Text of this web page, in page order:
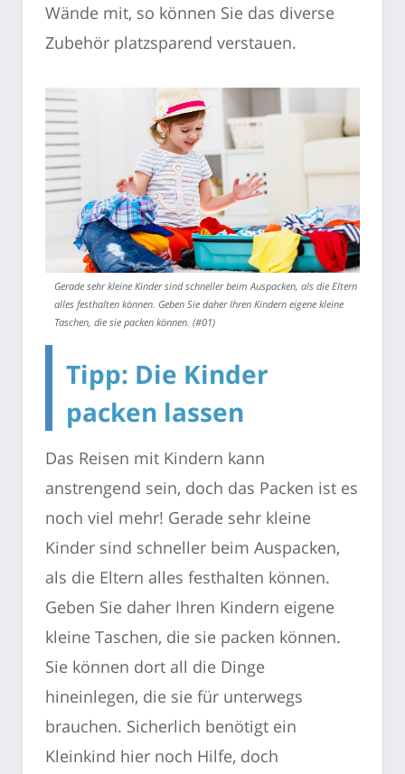
Wände mit, so können Sie das diverse
Zubehör platzsparend verstauen.
Gerade sehr kleine Kinder sind schneller beim Auspacken, als die Eltern
alles festhalten können. Geben Sie daher Ihren Kindern eigene kleine
Taschen, die sie packen können. (#01)
Tipp: Die Kinder
packen lassen
Das Reisen mit Kindern kann
anstrengend sein, doch das Packen ist es
noch viel mehr! Gerade sehr kleine
Kinder sind schneller beim Auspacken,
als die Eltern alles festhalten können.
Geben Sie daher Ihren Kindern eigene
kleine Taschen, die sie packen können.
Sie können dort all die Dinge
hineinlegen, die sie für unterwegs
brauchen. Sicherlich benötigt ein
Kleinkind hier noch Hilfe, doch